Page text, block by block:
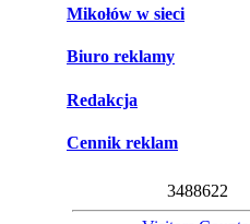
Mikołów w sieci
Biuro reklamy
Redakcja
Cennik reklam
3488622